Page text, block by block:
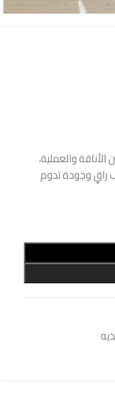
والعملية،
راقٍ وجودة تدوم